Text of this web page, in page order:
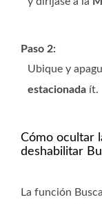
Paso 2:
Ubique y
estacionada ít.
Cómo ocultar
deshabilitar
La función